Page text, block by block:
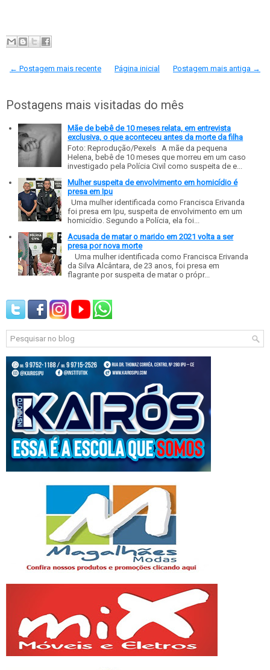
← Postagem mais recente Postagem mais antiga →
Página inicial
Postagens mais visitadas do mês
Mãe de bebê de 10 meses relata, em entrevista
exclusiva, o que aconteceu antes da morte da filha
Foto: Reprodução/Pexels A mãe da pequena
Helena, bebê de 10 meses que morreu em um caso
investigado pela Polícia Civil como suspeita de e...
Mulher suspeita de envolvimento em homicídio é
presa em Ipu
Uma mulher identificada como Francisca Erivanda
foi presa em Ipu, suspeita de envolvimento em um
homicídio. Segundo a Polícia, ela foi...
Acusada de matar o marido em 2021 volta a ser
presa por nova morte
Uma mulher identificada como Francisca Erivanda
da Silva Alcântara, de 23 anos, foi presa em
flagrante por suspeita de matar o própr...